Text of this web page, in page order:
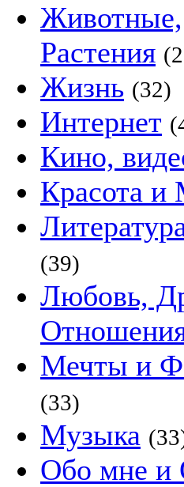
Животные,
Растения
Жизнь (32)
Интернет
Кино,
Красота и
(39)
Любовь,
Мечты и
(33)
Музыка
Обо мне и